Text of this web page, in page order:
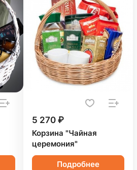
5 270 ₽
Корзина "Чайная
церемония"
Подробнее